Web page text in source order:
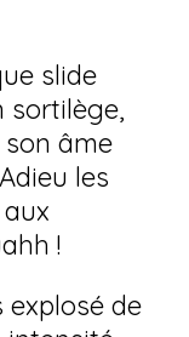
slide
sortilège,
âme
les
!
explosé de